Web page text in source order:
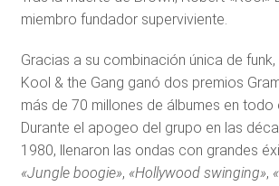
miembro fundador superviviente.
Gracias a su combinación única de funk,
Kool & the Gang ganó dos premios
más de 70 millones de álbumes en todo
Durante el apogeo del grupo en las
1980, llenaron las ondas con grandes
«Jungle boogie», «Hollywood swinging»,